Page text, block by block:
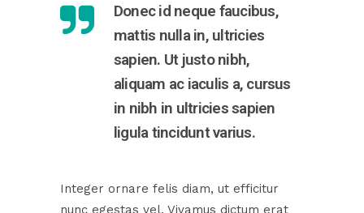
Donec id neque faucibus,
mattis nulla in, ultricies
sapien. Ut justo nibh,
aliquam ac iaculis a, cursus
in nibh in ultricies sapien
ligula tincidunt varius.
Integer ornare felis diam, ut efficitur
nunc egestas vel. Vivamus dictum erat